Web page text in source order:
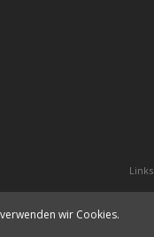
Links
wir Cookies.